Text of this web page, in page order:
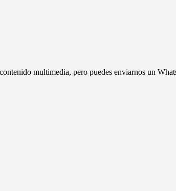
multimedia, pero puedes enviarnos un